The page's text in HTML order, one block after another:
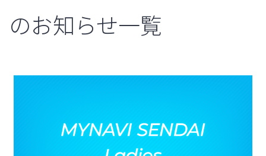
のお知らせ一覧